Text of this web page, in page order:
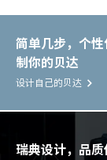
简单几步，个
制你的贝达
设计自己的贝达
瑞典设计，品质